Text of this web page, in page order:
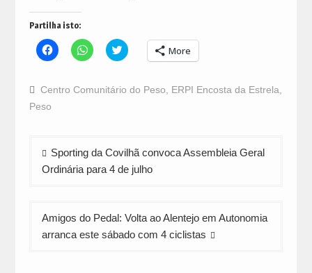
Partilha isto:
Click
to
Facebook
(Opens
Click
to
WhatsApp
(Opens
Click
to
Twitter
(Opens
More
Centro Comunitário do Peso ERPI Encosta da Estrela
Peso
Navegação
de
Sporting da Covilhã convoca Assembleia Geral
Ordinária para 4 de julho
Amigos do Pedal: Volta ao Alentejo em Autonomia
arranca este sábado com 4 ciclistas